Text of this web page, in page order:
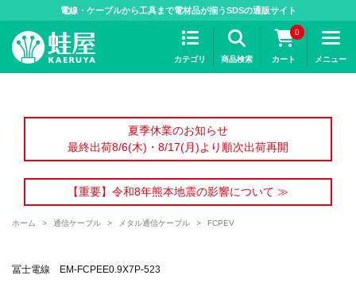
電線・ケーブルから工具まで電材品が揃うSDSの通販サイト
カテゴリ 商品検索
0
カート メニュー
夏季休業のお知らせ
最終出荷8/6(木)・8/17(月)より順次出荷再開
【重要】令和8年熊本地震の影響について ≫
ホーム > 通信ケーブル > メタル通信ケーブル > FCPEV
冨士電線 EM-FCPEE0.9X7P-523